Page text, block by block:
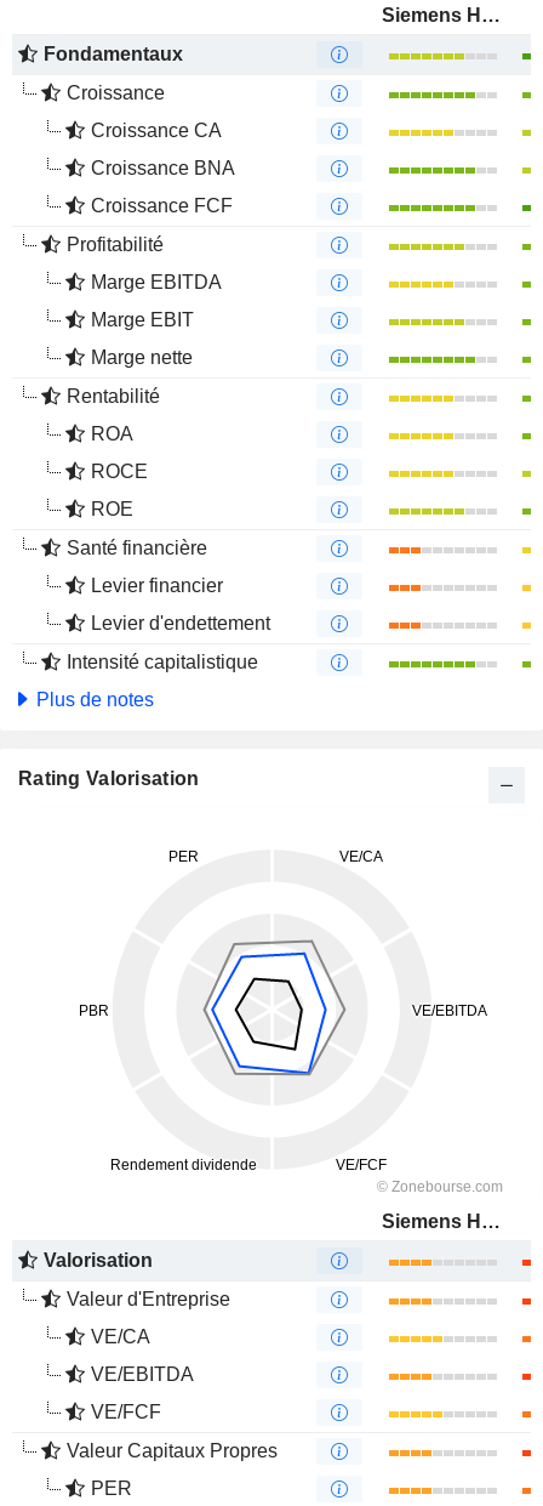
Siemens Healthineers AG
Fondamentaux
Croissance
Croissance CA
Croissance BNA
Croissance FCF
Profitabilité
Marge EBITDA
Marge EBIT
Marge nette
Rentabilité
ROA
ROCE
ROE
Santé financière
Levier financier
Levier d'endettement
Intensité capitalistique
Plus de notes
Rating Valorisation
Siemens Healthineers AG
Valorisation
Valeur d'Entreprise
VE/CA
VE/EBITDA
VE/FCF
Valeur Capitaux Propres
PER